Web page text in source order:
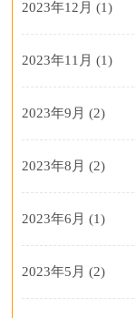
2023年12月 (1)
2023年11月 (1)
2023年9月 (2)
2023年8月 (2)
2023年6月 (1)
2023年5月 (2)